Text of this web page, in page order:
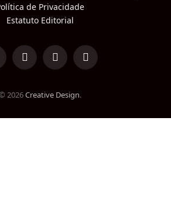
de Privacidade
Estatuto Editorial
FacebookInstagramTikTok
2026Creative Design.